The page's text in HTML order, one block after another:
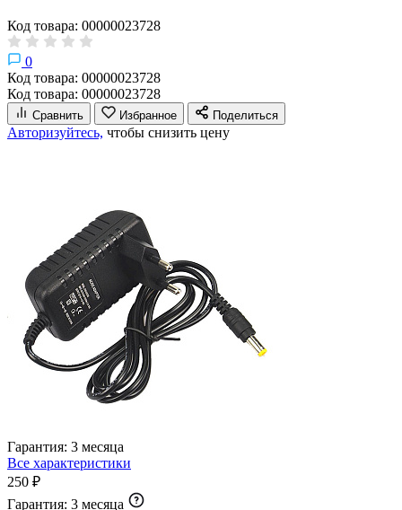
Код товара: 00000023728
0
Код товара: 00000023728
Код товара: 00000023728
Сравнить Избранное Поделиться
Авторизуйтесь, чтобы снизить цену
Гарантия: 3 месяца
Все характеристики
250 ₽
Гарантия: 3 месяца